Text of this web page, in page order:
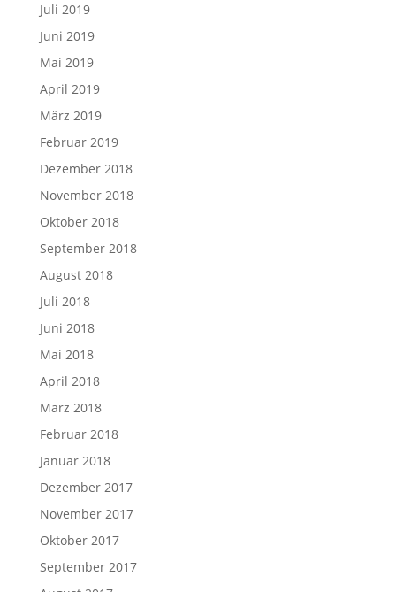
Juli 2019
Juni 2019
Mai 2019
April 2019
März 2019
Februar 2019
Dezember 2018
November 2018
Oktober 2018
September 2018
August 2018
Juli 2018
Juni 2018
Mai 2018
April 2018
März 2018
Februar 2018
Januar 2018
Dezember 2017
November 2017
Oktober 2017
September 2017